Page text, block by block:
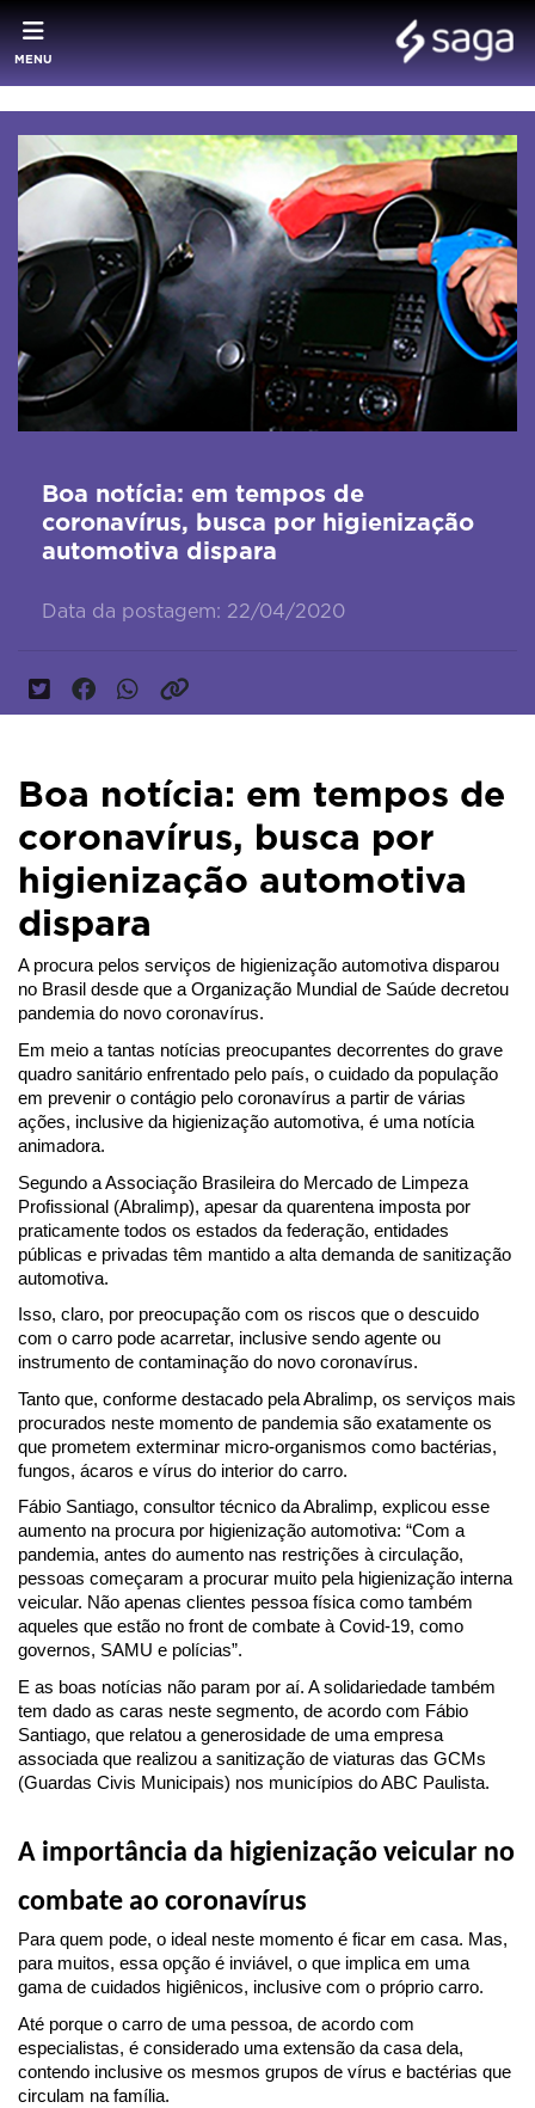
MENU
Boa notícia: em tempos de
coronavírus, busca por higienização
automotiva dispara
Data da postagem: 22/04/2020
Boa notícia: em tempos de
coronavírus, busca por
higienização automotiva
dispara
A procura pelos serviços de higienização automotiva disparou
no Brasil desde que a Organização Mundial de Saúde decretou
pandemia do novo coronavírus.
Em meio a tantas notícias preocupantes decorrentes do grave
quadro sanitário enfrentado pelo país, o cuidado da população
em prevenir o contágio pelo coronavírus a partir de várias
ações, inclusive da higienização automotiva, é uma notícia
animadora.
Segundo a Associação Brasileira do Mercado de Limpeza
Profissional (Abralimp), apesar da quarentena imposta por
praticamente todos os estados da federação, entidades
públicas e privadas têm mantido a alta demanda de sanitização
automotiva.
Isso, claro, por preocupação com os riscos que o descuido
com o carro pode acarretar, inclusive sendo agente ou
instrumento de contaminação do novo coronavírus.
Tanto que, conforme destacado pela Abralimp, os serviços mais
procurados neste momento de pandemia são exatamente os
que prometem exterminar micro-organismos como bactérias,
fungos, ácaros e vírus do interior do carro.
Fábio Santiago, consultor técnico da Abralimp, explicou esse
aumento na procura por higienização automotiva: “Com a
pandemia, antes do aumento nas restrições à circulação,
pessoas começaram a procurar muito pela higienização interna
veicular. Não apenas clientes pessoa física como também
aqueles que estão no front de combate à Covid-19, como
governos, SAMU e polícias”.
E as boas notícias não param por aí. A solidariedade também
tem dado as caras neste segmento, de acordo com Fábio
Santiago, que relatou a generosidade de uma empresa
associada que realizou a sanitização de viaturas das GCMs
(Guardas Civis Municipais) nos municípios do ABC Paulista.
A importância da higienização veicular no
combate ao coronavírus
Para quem pode, o ideal neste momento é ficar em casa. Mas,
para muitos, essa opção é inviável, o que implica em uma
gama de cuidados higiênicos, inclusive com o próprio carro.
Até porque o carro de uma pessoa, de acordo com
especialistas, é considerado uma extensão da casa dela,
contendo inclusive os mesmos grupos de vírus e bactérias que
circulam na família.